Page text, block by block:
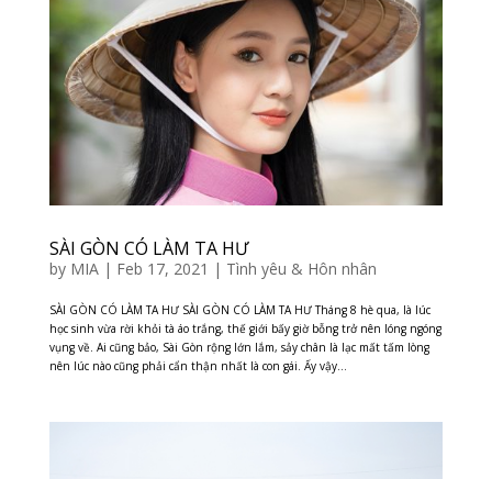
SÀI GÒN CÓ LÀM TA HƯ
by MIA| Feb 17, 2021 | Tình yêu & Hôn nhân
SÀI GÒN CÓ LÀM TA HƯ SÀI GÒN CÓ LÀM TA HƯ Tháng 8 hè qua, là lúc
học sinh vừa rời khỏi tà áo trắng, thế giới bấy giờ bỗng trở nên lóng ngóng
vụng về. Ai cũng bảo, Sài Gòn rộng lớn lắm, sảy chân là lạc mất tấm lòng
nên lúc nào cũng phải cẩn thận nhất là con gái. Ấy vậy...